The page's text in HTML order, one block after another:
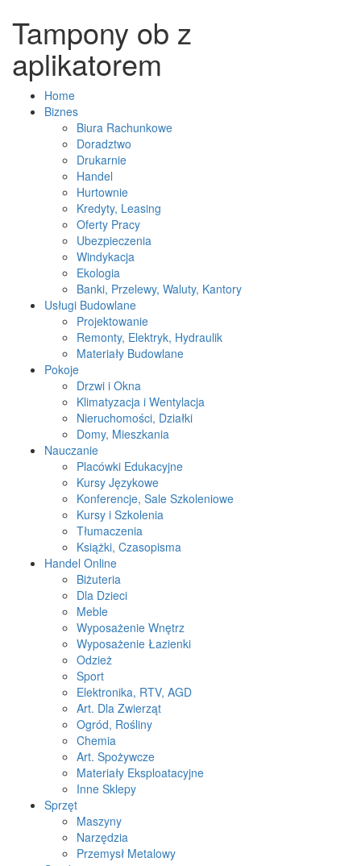
Tampony ob z
aplikatorem
Home
Biznes
Biura Rachunkowe
Doradztwo
Drukarnie
Handel
Hurtownie
Kredyty, Leasing
Oferty Pracy
Ubezpieczenia
Windykacja
Ekologia
Banki, Przelewy, Waluty, Kantory
Usługi Budowlane
Projektowanie
Remonty, Elektryk, Hydraulik
Materiały Budowlane
Pokoje
Drzwi i Okna
Klimatyzacja i Wentylacja
Nieruchomości, Działki
Domy, Mieszkania
Nauczanie
Placówki Edukacyjne
Kursy Językowe
Konferencje, Sale Szkoleniowe
Kursy i Szkolenia
Tłumaczenia
Książki, Czasopisma
Handel Online
Biżuteria
Dla Dzieci
Meble
Wyposażenie Wnętrz
Wyposażenie Łazienki
Odzież
Sport
Elektronika, RTV, AGD
Art. Dla Zwierząt
Ogród, Rośliny
Chemia
Art. Spożywcze
Materiały Eksploatacyjne
Inne Sklepy
Sprzęt
Maszyny
Narzędzia
Przemysł Metalowy